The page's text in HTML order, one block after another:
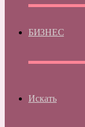
БИЗНЕС
Искать